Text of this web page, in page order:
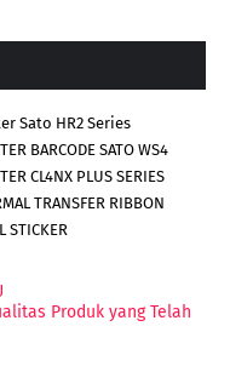
Sato HR2 Series
BARCODE SATO WS4
CL4NX PLUS SERIES
TRANSFER RIBBON
STICKER
Produk yang Telah